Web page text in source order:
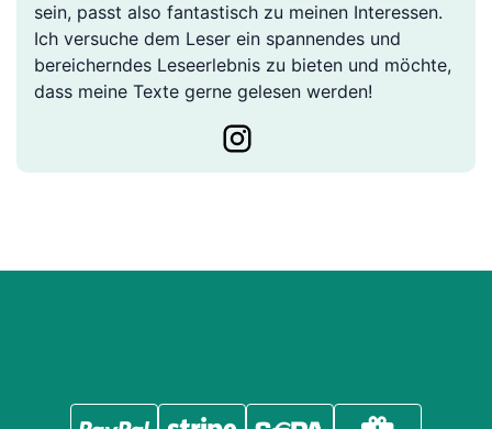
sein, passt also fantastisch zu meinen Interessen.
Ich versuche dem Leser ein spannendes und
bereicherndes Leseerlebnis zu bieten und möchte,
dass meine Texte gerne gelesen werden!